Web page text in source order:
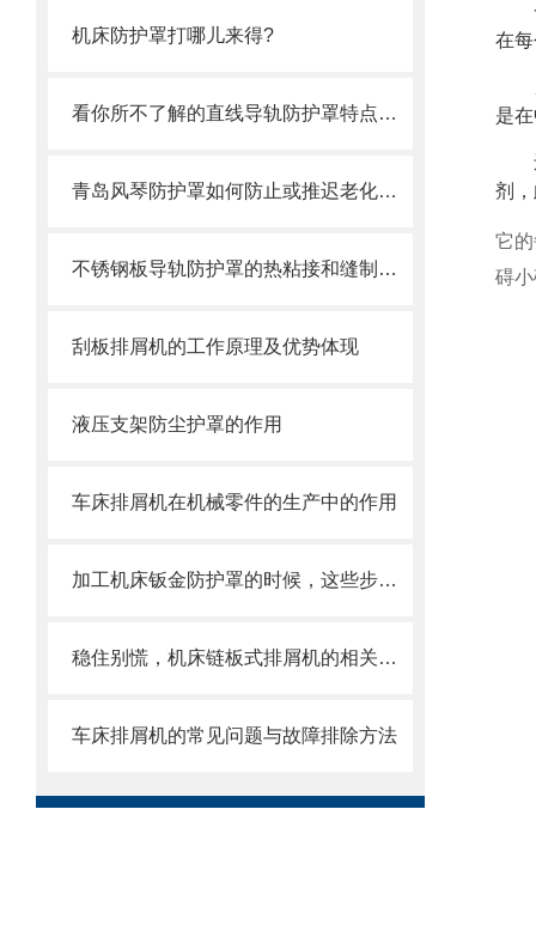
机床防护罩打哪儿来得?
看你所不了解的直线导轨防护罩特点介绍
青岛风琴防护罩如何防止或推迟老化，两方面工作要做好
不锈钢板导轨防护罩的热粘接和缝制方式
刮板排屑机的工作原理及优势体现
液压支架防尘护罩的作用
车床排屑机在机械零件的生产中的作用
加工机床钣金防护罩的时候，这些步骤是很重要的
稳住别慌，机床链板式排屑机的相关信息马上来
车床排屑机的常见问题与故障排除方法
在
是
剂
它
碍